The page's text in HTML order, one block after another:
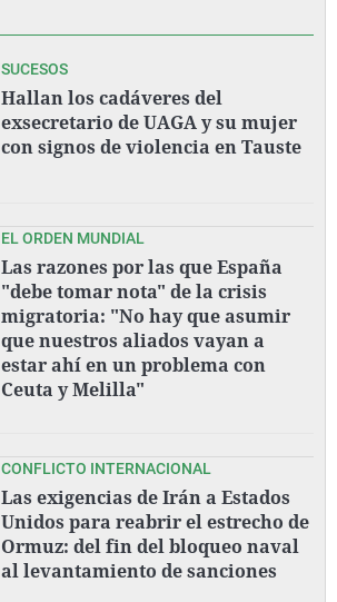
SUCESOS
Hallan los cadáveres del
exsecretario de UAGA y su mujer
con signos de violencia en Tauste
EL ORDEN MUNDIAL
Las razones por las que España
"debe tomar nota" de la crisis
migratoria: "No hay que asumir
que nuestros aliados vayan a
estar ahí en un problema con
Ceuta y Melilla"
CONFLICTO INTERNACIONAL
Las exigencias de Irán a Estados
Unidos para reabrir el estrecho de
Ormuz: del fin del bloqueo naval
al levantamiento de sanciones